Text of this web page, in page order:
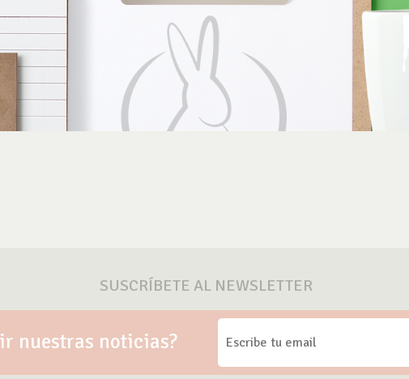
SUSCRÍBETE AL NEWSLETTER
nuestras noticias?